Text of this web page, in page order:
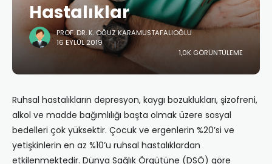
Hastalıklar
PROF. DR. K. OĞUZ KARAMUSTAFALIOĞLU
16 EYLÜL 2019
1,0K GÖRÜNTÜLEME
Ruhsal hastalıkların depresyon, kaygı bozuklukları, şizofreni,
alkol ve madde bağımlılığı başta olmak üzere sosyal
bedelleri çok yüksektir. Çocuk ve ergenlerin %20’si ve
yetişkinlerin en az %10’u ruhsal hastalıklardan
etkilenmektedir. Dünya Sağlık Örgütüne (DSÖ) göre